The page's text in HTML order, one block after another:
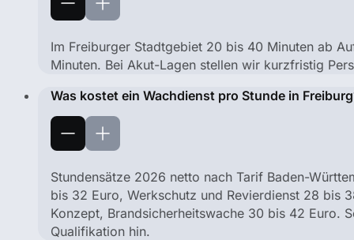
Im Freiburger Stadtgebiet 20 bis 40 Minuten ab
Minuten. Bei Akut-Lagen stellen wir kurzfristig
Was kostet ein Wachdienst pro Stunde in
Stundensätze 2026 netto nach Tarif Baden-
bis 32 Euro, Werkschutz und Revierdienst 28 bis
Konzept, Brandsicherheitswache 30 bis 42 Euro.
Qualifikation hin.